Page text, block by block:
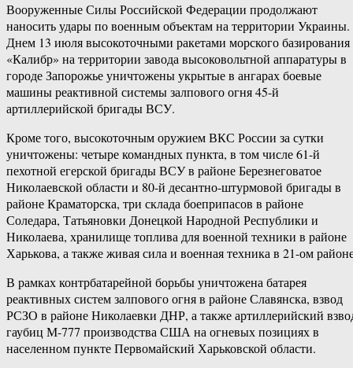
Вооруженные Силы Российской Федерации продолжают
наносить удары по военным объектам на территории Украины.
Днем 13 июля высокоточными ракетами морского базирования
«Калибр» на территории завода высоковольтной аппаратуры в
городе Запорожье уничтожены укрытые в ангарах боевые
машины реактивной системы залпового огня 45-й
артиллерийской бригады ВСУ.
Кроме того, высокоточным оружием ВКС России за сутки
уничтожены: четыре командных пункта, в том числе 61-й
пехотной егерской бригады ВСУ в районе Березнеговатое
Николаевской области и 80-й десантно-штурмовой бригады в
районе Краматорска, три склада боеприпасов в районе
Соледара, Татьяновки Донецкой Народной Республики и
Николаева, хранилище топлива для военной техники в районе
Харькова, а также живая сила и военная техника в 21-ом
В рамках контрбатарейной борьбы уничтожена батарея
реактивных систем залпового огня в районе Славянска, взвод
РСЗО в районе Николаевки ДНР, а также артиллерийский
гаубиц М-777 производства США на огневых позициях в
населенном пункте Первомайский Харьковской области.